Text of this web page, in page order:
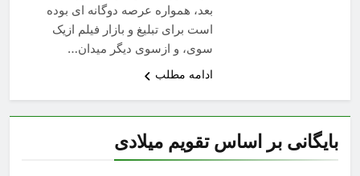
بعد، همواره عرصه دوگانه ای بوده
است برای تبلیغ و بازار فیلم ازیک
سوی، و ازسوی دیگر میدان…
ادامه مطلب
بایگانی بر اساس تقویم میلادی